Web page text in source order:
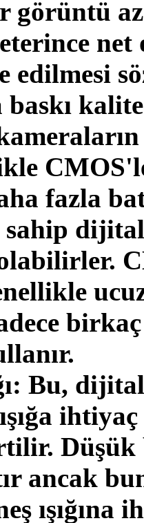
görüntü
edilmesi
baskı
fazla
Bu,
Düşük
ancak
ışığına